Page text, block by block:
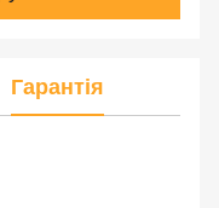
Гарантія